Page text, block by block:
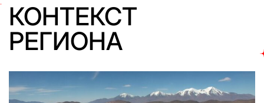
КОНТЕКСТ
РЕГИОНА